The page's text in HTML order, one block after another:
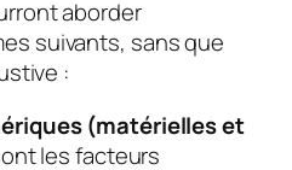
aborder
suivants, sans que
:
(matérielles et
les facteurs